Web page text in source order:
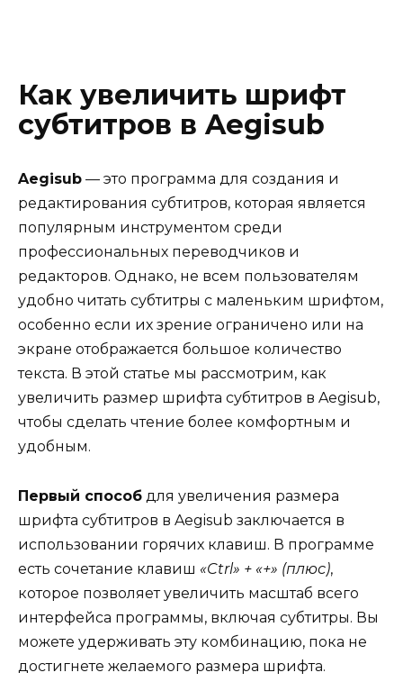
Как увеличить шрифт
субтитров в Aegisub
Aegisub — это программа для создания и
редактирования субтитров, которая является
популярным инструментом среди
профессиональных переводчиков и
редакторов. Однако, не всем пользователям
удобно читать субтитры с маленьким шрифтом,
особенно если их зрение ограничено или на
экране отображается большое количество
текста. В этой статье мы рассмотрим, как
увеличить размер шрифта субтитров в Aegisub,
чтобы сделать чтение более комфортным и
удобным.
Первый способ для увеличения размера
шрифта субтитров в Aegisub заключается в
использовании горячих клавиш. В программе
есть сочетание клавиш «Ctrl» + «+» (плюс),
которое позволяет увеличить масштаб всего
интерфейса программы, включая субтитры. Вы
можете удерживать эту комбинацию, пока не
достигнете желаемого размера шрифта.